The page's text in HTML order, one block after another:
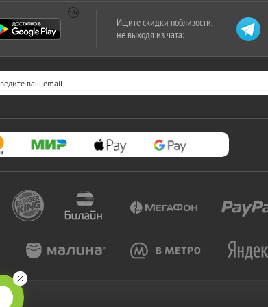
Ищите скидки поблизости,
не выходя из чата: